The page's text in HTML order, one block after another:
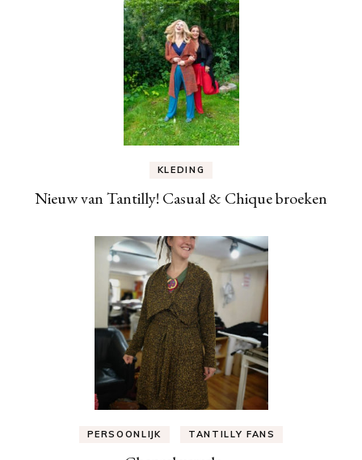
KLEDING
Nieuw van Tantilly! Casual & Chique broeken
PERSOONLIJK TANTILLY FANS